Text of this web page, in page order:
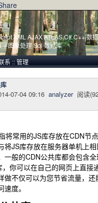
XML AJAX ATLAS C# C++ 数
图象处理 Sql 数据库
系::管理
07-04 09:16 analyzer阅读(
将常用的JS库存放在CDN节
将JS库存放在服务器单机上
一般的CDN公共库都会包含
你可以在自己的网页上直接
做不仅可以为您节省流量，还
度。